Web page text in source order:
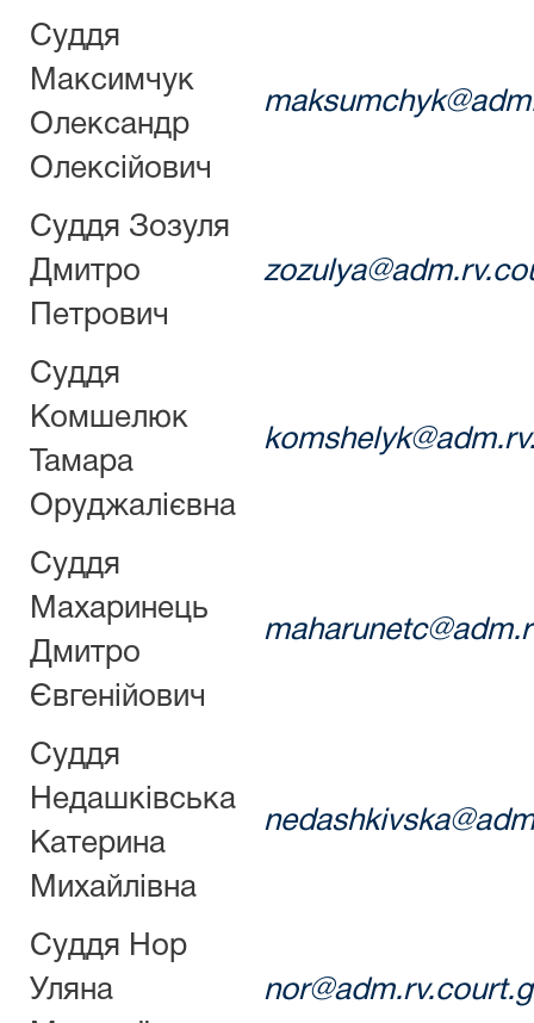
Суддя
Максимчук
Олександр
Олексійович
Суддя Зозуля
Дмитро
Петрович
Суддя
Комшелюк
Тамара
Оруджалієвна
Суддя
Махаринець
Дмитро
Євгенійович
Суддя
Недашківська
Катерина
Михайлівна
Суддя Нор
Уляна